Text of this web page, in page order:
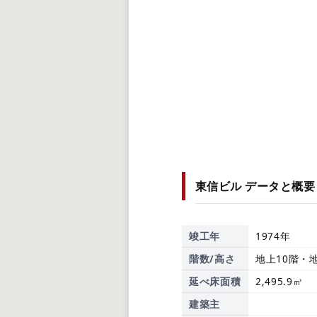
東信ビル データと概要
竣工年
1974年
階数/高さ
地上10階・
延べ床面積
2,495.9㎡
建築主